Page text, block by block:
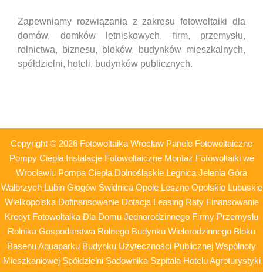
Zapewniamy rozwiązania z zakresu fotowoltaiki dla
domów, domków letniskowych, firm, przemysłu,
rolnictwa, biznesu, bloków, budynków mieszkalnych,
spółdzielni, hoteli, budynków publicznych.
Copyright © 2026 Fotowoltaika Wrocław Panele Fotowoltaiczne
Pompy Ciepła Instalacje Fotowoltaiczne Montaż Fotowoltaiki we
Wrocławiu Pompa Ciepła Dolnośląskie Legnica Jelenia Góra
Wałbrzych Lubin Głogów Świdnica Opole Leszno Opolskie Lubuskie
Wielkopolska Dofinansowanie Dotacja Leasing Raty Finansowanie
Kredyt Fotowoltaika Dla Domu Jednorodzinnego Firmy Przemysłu
Rolnika Gospodarstwa Rolnego Budynku Wielorodzinnego Bloku
Basenu Aquaparku Budynku Użyteczności Publicznej Wspólnoty
Mieszkaniowej Spółdzielni Sadownika Szpitala Hotelu Agroturystyki